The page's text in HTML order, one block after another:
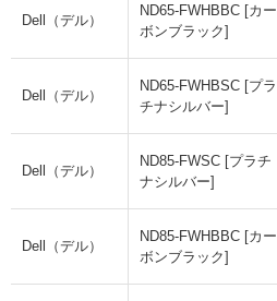
Dell（デル）
ND65-FWHBBC [カー
ボンブラック]
Dell（デル）
ND65-FWHBSC [プラ
チナシルバー]
Dell（デル）
ND85-FWSC [プラチ
ナシルバー]
Dell（デル）
ND85-FWHBBC [カー
ボンブラック]